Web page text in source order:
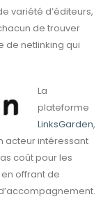
variété d’éditeurs,
de trouver
de netlinking qui
La
plateforme
LinksGarden,
acteur intéressant
coût pour les
offrant de